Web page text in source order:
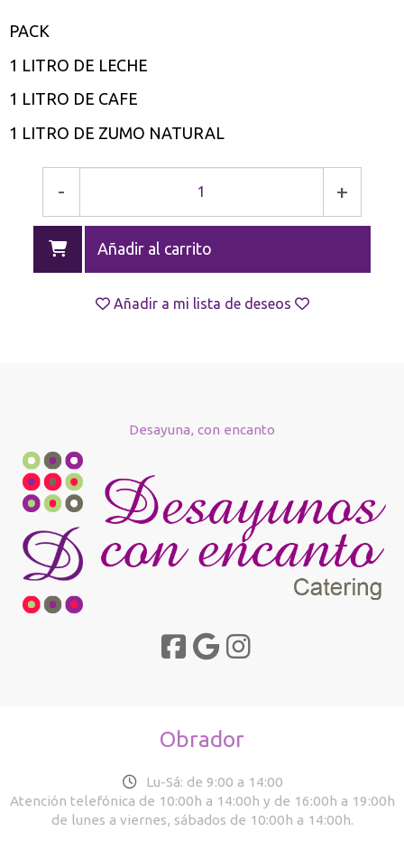
PACK
1 LITRO DE LECHE
1 LITRO DE CAFE
1 LITRO DE ZUMO NATURAL
- +
Añadir al carrito
Añadir a mi lista de deseos
Desayuna, con encanto
Obrador
Lu-Sá: de 9:00 a 14:00
Atención telefónica de 10:00h a 14:00h y de 16:00h a 19:00h
de lunes a viernes, sábados de 10:00h a 14:00h.